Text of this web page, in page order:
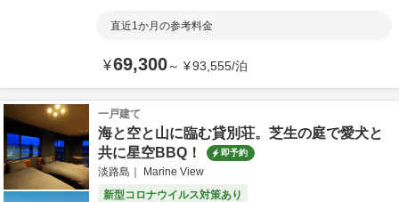
直近1か月の参考料金
¥69,300～ ¥93,555/泊
一戸建て
海と空と山に臨む貸別荘。芝生の庭で愛犬と
共に星空BBQ！
即予約
淡路島｜ Marine View
新型コロナウイルス対策あり